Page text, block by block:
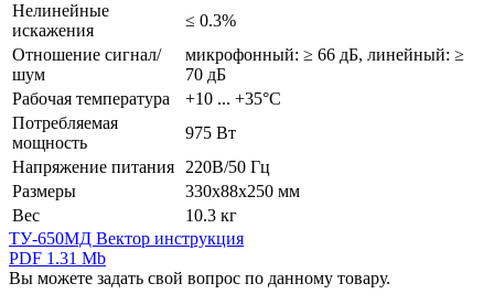
Нелинейные
искажения
≤ 0.3%
Отношение сигнал/
шум
микрофонный: ≥ 66 дБ, линейный: ≥
70 дБ
Рабочая температура
+10 ... +35°С
Потребляемая
мощность
975 Вт
Напряжение питания
220В/50 Гц
Размеры
330х88х250 мм
Вес
10.3 кг
ТУ-650МД Вектор инструкция
PDF 1.31 Mb
Вы можете задать свой вопрос по данному товару.